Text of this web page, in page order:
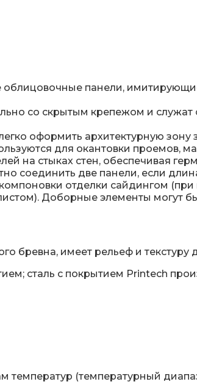
облицовочные панели,
со скрытым крепежом и
оформить архитектурную
для окантовки проемов,
на стыках стен, обеспечивая
соединить две панели, если
отделки сайдингом
Доборные элементы могут
бревна, имеет рельеф и текстуру
сталь с покрытием Printech
температур (температурный